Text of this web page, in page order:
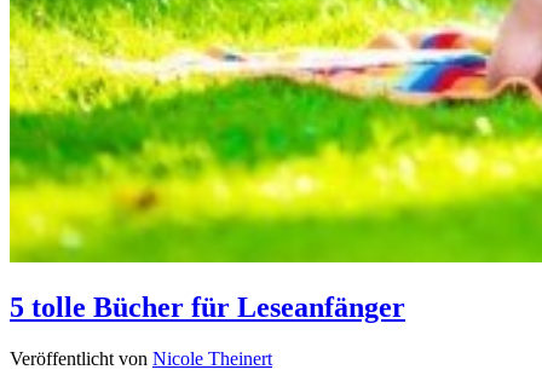
5 tolle Bücher für Leseanfänger
Veröffentlicht von Nicole Theinert